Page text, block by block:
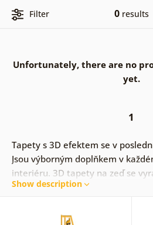
Filter 0results
Unfortunately, there are no
yet.
1
Tapety s 3D efektem se v
Jsou výborným doplňkem v
interiéru. 3D tapety na zeď se
V naší nabídce najdete množství
Show description